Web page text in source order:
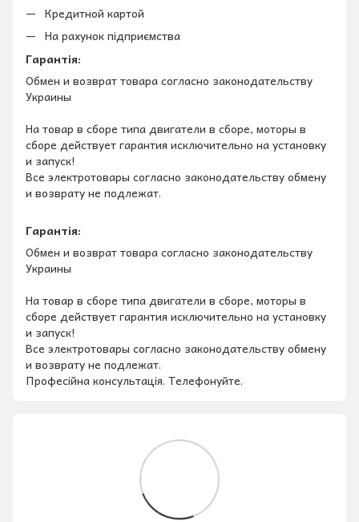
Кредитной картой
На рахунок підприємства
Гарантія:
Обмен и возврат товара согласно законодательству
Украины
На товар в сборе типа двигатели в сборе, моторы в
сборе действует гарантия исключительно на установку
и запуск!
Все электротовары согласно законодательству обмену
и возврату не подлежат.
Гарантія:
Обмен и возврат товара согласно законодательству
Украины
На товар в сборе типа двигатели в сборе, моторы в
сборе действует гарантия исключительно на установку
и запуск!
Все электротовары согласно законодательству обмену
и возврату не подлежат.
Професійна консультація. Телефонуйте.